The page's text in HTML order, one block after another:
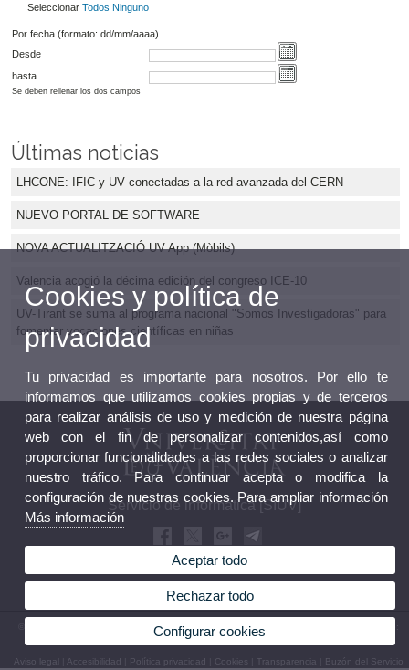
Seleccionar Todos Ninguno
Por fecha (formato: dd/mm/aaaa)
Desde
hasta
Se deben rellenar los dos campos
Últimas noticias
LHCONE: IFIC y UV conectadas a la red avanzada del CERN
NUEVO PORTAL DE SOFTWARE
NOVA ACTUALITZACIÓ UV App (Mòbils)
Valencia acogió la décima edición del congreso ICE-10
UV-Tirant se suma al programa nacional "Somos Investigadoras" para
fomentar vocaciones científicas en niñas
Servicio de informática [SIUV]
© 2026 UV. - Av. Vicent Andrés Estellés, 19. 46100 Burjassot. Valencia. España. Teléfono:
(+34) 96 354 43 10
Aviso legal Accesibilidad Política privacidad Cookies Transparencia Buzón del Servicio
Cookies y política de
privacidad
Tu privacidad es importante para nosotros. Por ello te
informamos que utilizamos cookies propias y de terceros
para realizar análisis de uso y medición de nuestra página
web con el fin de personalizar contenidos,así como
proporcionar funcionalidades a las redes sociales o analizar
nuestro tráfico. Para continuar acepta o modifica la
configuración de nuestras cookies. Para ampliar información
Más información
Aceptar todo
Rechazar todo
Configurar cookies